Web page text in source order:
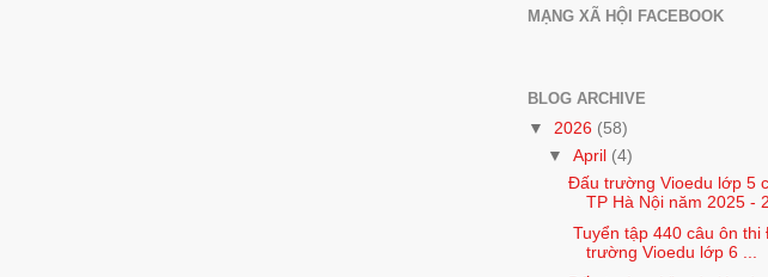
MẠNG XÃ HỘI FACEBOOK
BLOG ARCHIVE
▼ 2026 (58)
▼April (4)
Đấu trường Vioedu lớp 5
TP Hà Nội năm 2025 -
Tuyển tập 440 câu ôn thi
trường Vioedu lớp 6 ...